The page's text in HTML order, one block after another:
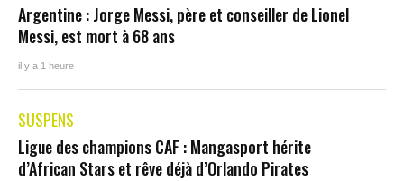
Argentine : Jorge Messi, père et conseiller de Lionel
Messi, est mort à 68 ans
il y a 1 heure
SUSPENS
Ligue des champions CAF : Mangasport hérite
d’African Stars et rêve déjà d’Orlando Pirates